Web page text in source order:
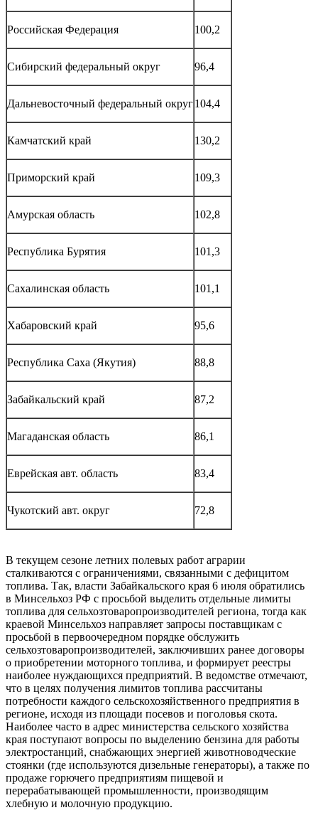
Российская Федерация 100,2
Сибирский федеральный округ 96,4
Дальневосточный федеральный округ104,4
Камчатский край 130,2
Приморский край 109,3
Амурская область 102,8
Республика Бурятия 101,3
Сахалинская область 101,1
Хабаровский край 95,6
Республика Саха (Якутия) 88,8
Забайкальский край 87,2
Магаданская область 86,1
Еврейская авт. область 83,4
Чукотский авт. округ 72,8
В текущем сезоне летних полевых работ аграрии
сталкиваются с ограничениями, связанными с дефицитом
топлива. Так, власти Забайкальского края 6 июля обратились
в Минсельхоз РФ с просьбой выделить отдельные лимиты
топлива для сельхозтоваропроизводителей региона, тогда как
краевой Минсельхоз направляет запросы поставщикам с
просьбой в первоочередном порядке обслужить
сельхозтоваропроизводителей, заключивших ранее договоры
о приобретении моторного топлива, и формирует реестры
наиболее нуждающихся предприятий. В ведомстве отмечают,
что в целях получения лимитов топлива рассчитаны
потребности каждого сельскохозяйственного предприятия в
регионе, исходя из площади посевов и поголовья скота.
Наиболее часто в адрес министерства сельского хозяйства
края поступают вопросы по выделению бензина для работы
электростанций, снабжающих энергией животноводческие
стоянки (где используются дизельные генераторы), а также по
продаже горючего предприятиям пищевой и
перерабатывающей промышленности, производящим
хлебную и молочную продукцию.